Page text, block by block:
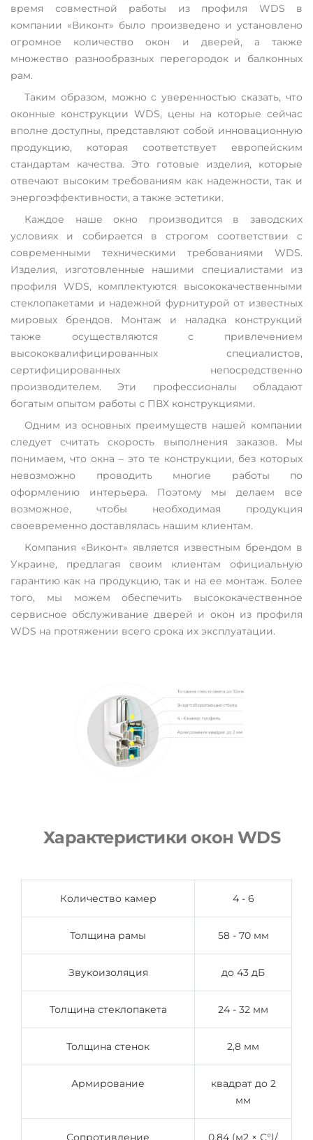
время совместной работы из профиля WDS в
компании «Виконт» было произведено и установлено
огромное количество окон и дверей, а также
множество разнообразных перегородок и балконных
рам.
Таким образом, можно с уверенностью сказать, что
оконные конструкции WDS, цены на которые сейчас
вполне доступны, представляют собой инновационную
продукцию, которая соответствует европейским
стандартам качества. Это готовые изделия, которые
отвечают высоким требованиям как надежности, так и
энергоэффективности, а также эстетики.
Каждое наше окно производится в заводских
условиях и собирается в строгом соответствии с
современными техническими требованиями WDS.
Изделия, изготовленные нашими специалистами из
профиля WDS, комплектуются высококачественными
стеклопакетами и надежной фурнитурой от известных
мировых брендов. Монтаж и наладка конструкций
также осуществляются с привлечением
высококвалифицированных специалистов,
сертифицированных непосредственно
производителем. Эти профессионалы обладают
богатым опытом работы с ПВХ конструкциями.
Одним из основных преимуществ нашей компании
следует считать скорость выполнения заказов. Мы
понимаем, что окна – это те конструкции, без которых
невозможно проводить многие работы по
оформлению интерьера. Поэтому мы делаем все
возможное, чтобы необходимая продукция
своевременно доставлялась нашим клиентам.
Компания «Виконт» является известным брендом в
Украине, предлагая своим клиентам официальную
гарантию как на продукцию, так и на ее монтаж. Более
того, мы можем обеспечить высококачественное
сервисное обслуживание дверей и окон из профиля
WDS на протяжении всего срока их эксплуатации.
Характеристики окон WDS
Количество камер 4 - 6
Толщина рамы 58 - 70 мм
Звукоизоляция до 43 дБ
Толщина стеклопакета 24 - 32 мм
Толщина стенок 2,8 мм
Армирование
квадрат до 2
мм
Сопротивление 0,84 (м2 × C°)/